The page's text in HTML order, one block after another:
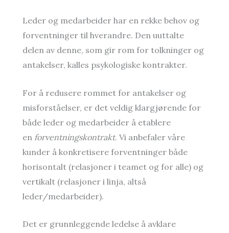
Leder og medarbeider har en rekke behov og
forventninger til hverandre. Den uuttalte
delen av denne, som gir rom for tolkninger og
antakelser, kalles psykologiske kontrakter.
For å redusere rommet for antakelser og
misforståelser, er det veldig klargjørende for
både leder og medarbeider å etablere
en forventningskontrakt. Vi anbefaler våre
kunder å konkretisere forventninger både
horisontalt (relasjoner i teamet og for alle) og
vertikalt (relasjoner i linja, altså
leder/medarbeider).
Det er grunnleggende ledelse å avklare